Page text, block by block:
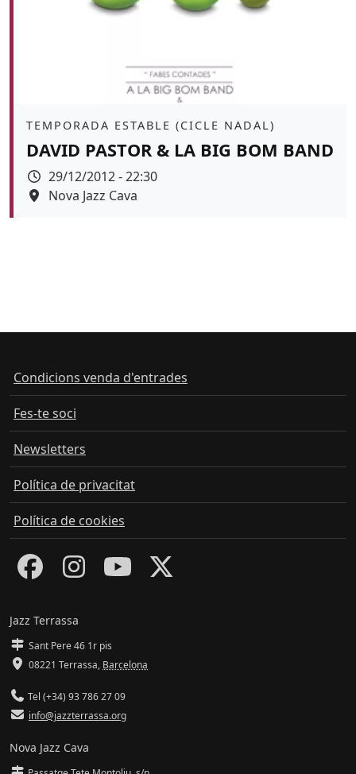
Àmbit
TEMPORADA ESTABLE (CICLE NADAL)
DAVID PASTOR & LA BIG BOM BAND
Data
29/12/2012 - 22:30
Espai
Nova Jazz Cava
Condicions venda d'entrades
Fes-te soci
Newsletters
Política de privacitat
Política de cookies
Jazz Terrassa
Sant Pere 46 1r pis
08221 Terrassa, Barcelona
Tel (+34) 93 786 27 09
info@jazzterrassa.org
Nova Jazz Cava